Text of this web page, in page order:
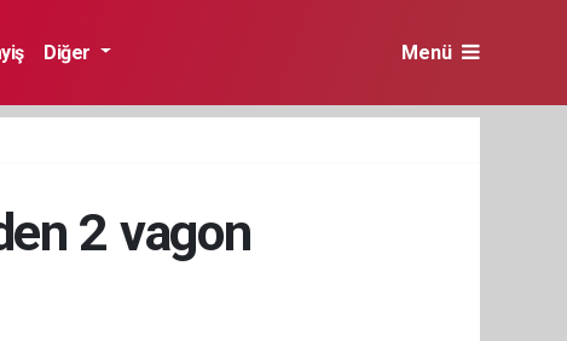
Diğer Menü
2 vagon